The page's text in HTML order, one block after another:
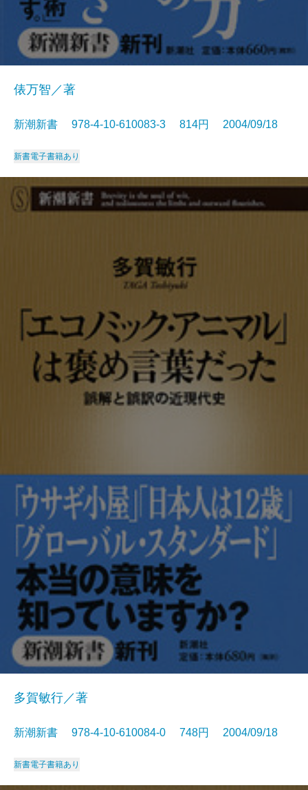
俵万智／著
新潮新書 978-4-10-610083-3 814円 2004/09/18
新書電子書籍あり
多賀敏行／著
新潮新書 978-4-10-610084-0 748円 2004/09/18
新書電子書籍あり